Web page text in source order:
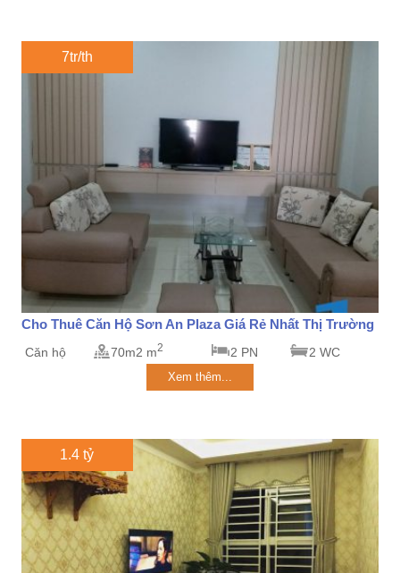
7tr/th
Cho Thuê Căn Hộ Sơn An Plaza Giá Rẻ Nhất Thị Trường
Căn hộ 70m2 m2 2 PN 2 WC
Xem thêm...
1.4 tỷ